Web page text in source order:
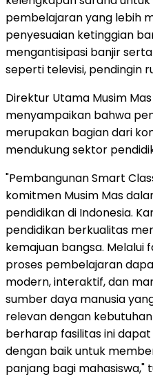
pembelajaran yang lebih
penyesuaian ketinggian
mengantisipasi banjir
seperti televisi, pendingin
Direktur Utama Musim
menyampaikan bahwa
merupakan bagian dari
mendukung sektor
"Pembangunan Smart
komitmen Musim Mas
pendidikan di Indonesia.
pendidikan berkualitas
kemajuan bangsa. Melalui
proses pembelajaran
modern, interaktif, dan
sumber daya manusia
relevan dengan
berharap fasilitas ini
dengan baik untuk
panjang bagi mahasiswa,"